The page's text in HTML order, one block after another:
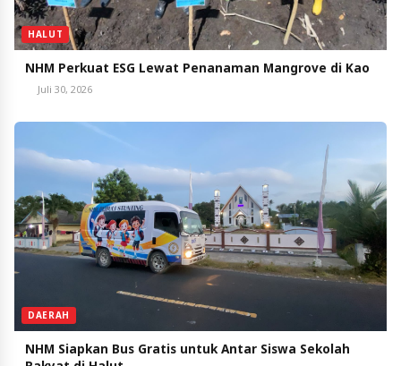
HALUT
NHM Perkuat ESG Lewat Penanaman Mangrove di Kao
Juli 30, 2026
DAERAH
NHM Siapkan Bus Gratis untuk Antar Siswa Sekolah